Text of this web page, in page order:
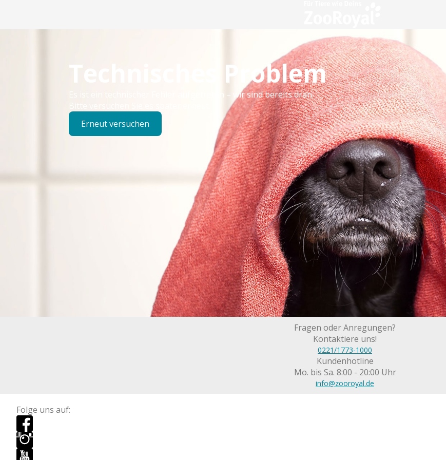
Technisches Problem
Es ist ein technischer Fehler aufgetreten – wir sind bereits dran.
Bitte versuchen Sie es später erneut.
Erneut versuchen
Fragen oder Anregungen?
Kontaktiere uns!
0221/1773-1000
Kundenhotline
Mo. bis Sa. 8:00 - 20:00 Uhr
info@zooroyal.de
Folge uns auf: